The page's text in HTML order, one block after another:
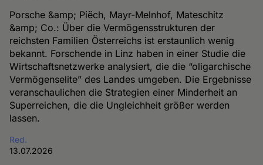
Porsche &amp; Piëch, Mayr-Melnhof, Mateschitz
&amp; Co.: Über die Vermögensstrukturen der
reichsten Familien Österreichs ist erstaunlich wenig
bekannt. Forschende in Linz haben in einer Studie die
Wirtschaftsnetzwerke analysiert, die die “oligarchische
Vermögenselite” des Landes umgeben. Die Ergebnisse
veranschaulichen die Strategien einer Minderheit an
Superreichen, die die Ungleichheit größer werden
lassen.
Red.
13.07.2026